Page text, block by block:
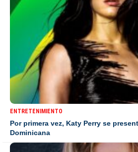
ENTRETENIMIENTO
Por primera vez, Katy Perry se
Dominicana